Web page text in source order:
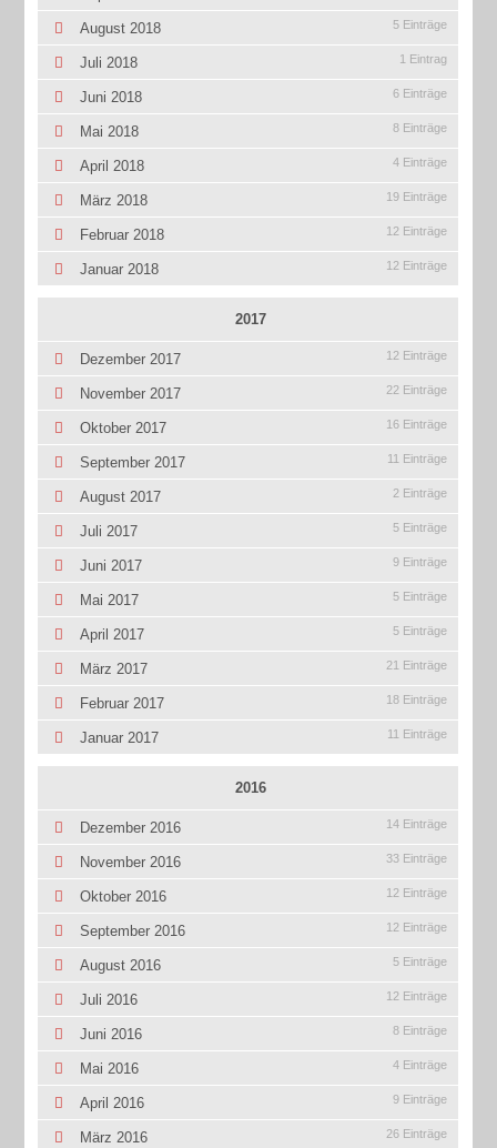
August 2018 5 Einträge
Juli 2018 1 Eintrag
Juni 2018 6 Einträge
Mai 2018 8 Einträge
April 2018 4 Einträge
März 2018 19 Einträge
Februar 2018 12 Einträge
Januar 2018 12 Einträge
2017
Dezember 2017 12 Einträge
November 2017 22 Einträge
Oktober 2017 16 Einträge
September 2017 11 Einträge
August 2017 2 Einträge
Juli 2017 5 Einträge
Juni 2017 9 Einträge
Mai 2017 5 Einträge
April 2017 5 Einträge
März 2017 21 Einträge
Februar 2017 18 Einträge
Januar 2017 11 Einträge
2016
Dezember 2016 14 Einträge
November 2016 33 Einträge
Oktober 2016 12 Einträge
September 2016 12 Einträge
August 2016 5 Einträge
Juli 2016 12 Einträge
Juni 2016 8 Einträge
Mai 2016 4 Einträge
April 2016 9 Einträge
März 2016 26 Einträge